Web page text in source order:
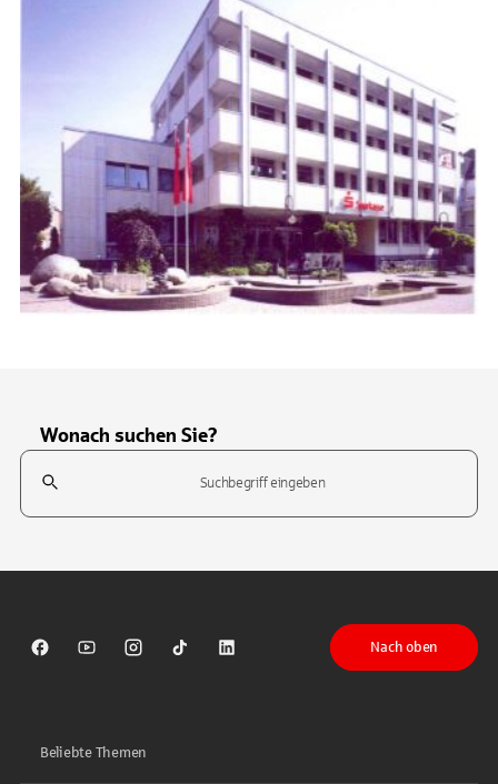
Wonach suchen Sie?
Suchfeld
Sparkasse auf Facebook
Sparkasse auf Youtube
Sparkasse auf Instagram
Sparkasse auf TikTok
Sparkasse auf LinkedIn
Nach oben
Beliebte Themen